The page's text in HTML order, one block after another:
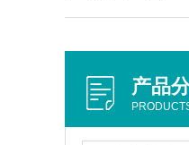
产品